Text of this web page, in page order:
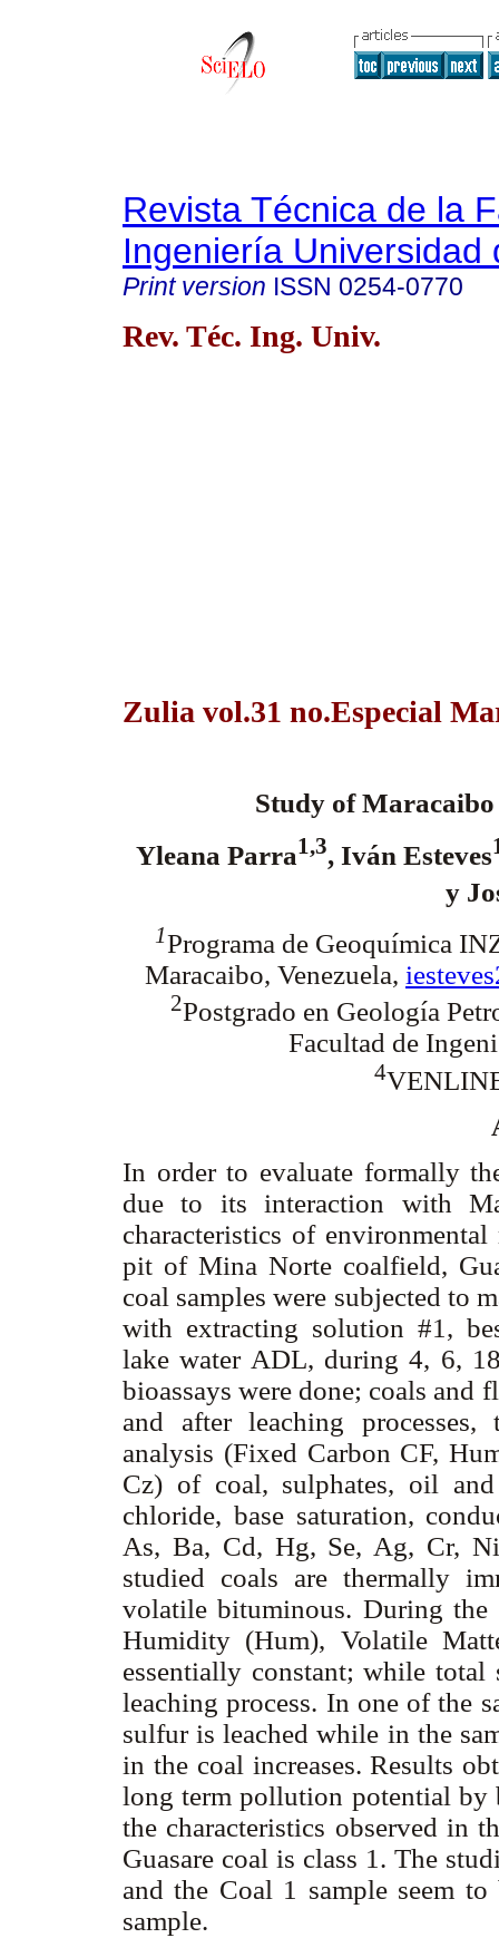
Revista Técnica de la
Ingeniería Universidad
Print version ISSN 0254-0770
Rev. Téc. Ing. Univ.
Zulia vol.31 no.Especial
Study of
Yleana Parra1,3, Iván Esteves
y
1Programa de Geoquímica
Maracaibo, Venezuela,
2Postgrado en Geología
Facultad de
4
In order to evaluate formally
due to its interaction with
characteristics of
pit of Mina Norte coalfield,
coal samples were subjected to
with extracting solution #1,
lake water ADL, during 4, 6,
bioassays were done; coals and
and after leaching
analysis (Fixed Carbon CF,
Cz) of coal, sulphates, oil and
chloride, base saturation,
As, Ba, Cd, Hg, Se, Ag, Cr,
studied coals are thermally
volatile bituminous. During the
Humidity (Hum), Volatile
essentially constant; while
leaching process. In one of the
sulfur is leached while in the
in the coal increases. Results
long term pollution potential by
the characteristics observed in
Guasare coal is class 1. The
and the Coal 1 sample seem
sample.